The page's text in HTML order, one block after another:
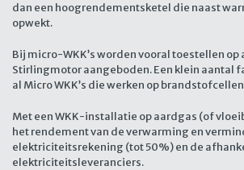
dan een hoogrendementsketel die naast
opwekt.
Bij micro-WKK’s worden vooral toestellen op
Stirlingmotor aangeboden. Een klein aantal
al Micro WKK’s die werken op
Met een WKK-installatie op aardgas (of
het rendement van de verwarming en
elektriciteitsrekening (tot 50%) en de
elektriciteitsleveranciers.